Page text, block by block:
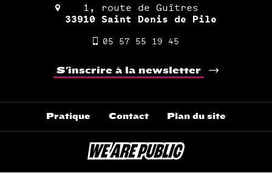
1, route de Guîtres
33910 Saint Denis de Pile
05 57 55 19 45
S'inscrire à la newsletter
Pratique Contact Plan du site